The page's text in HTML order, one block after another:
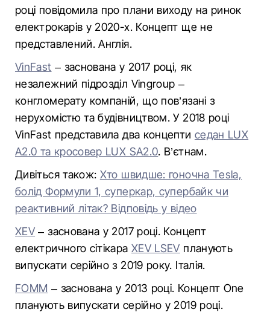
році повідомила про плани виходу на ринок
електрокарів у 2020-х. Концепт ще не
представлений. Англія.
VinFast – заснована у 2017 році, як
незалежний підрозділ Vingroup –
конгломерату компаній, що пов’язані з
нерухомістю та будівництвом. У 2018 році
VinFast представила два концепти седан LUX
A2.0 та кросовер LUX SA2.0. В’єтнам.
Дивіться також: Хто швидше: гоночна Tesla,
болід Формули 1, суперкар, супербайк чи
реактивний літак? Відповідь у відео
XEV – заснована у 2017 році. Концепт
електричного сітікара XEV LSEV планують
випускати серійно з 2019 року. Італія.
FOMM – заснована у 2013 році. Концепт One
планують випускати серійно у 2019 році.